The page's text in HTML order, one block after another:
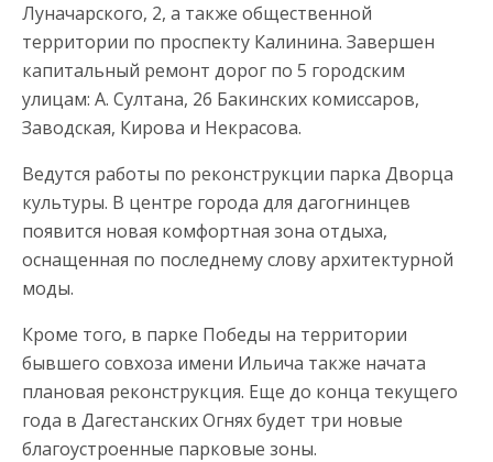
Луначарского, 2, а также общественной
территории по проспекту Калинина. Завершен
капитальный ремонт дорог по 5 городским
улицам: А. Султана, 26 Бакинских комиссаров,
Заводская, Кирова и Некрасова.
Ведутся работы по реконструкции парка Дворца
культуры. В центре города для дагогнинцев
появится новая комфортная зона отдыха,
оснащенная по последнему слову архитектурной
моды.
Кроме того, в парке Победы на территории
бывшего совхоза имени Ильича также начата
плановая реконструкция. Еще до конца текущего
года в Дагестанских Огнях будет три новые
благоустроенные парковые зоны.